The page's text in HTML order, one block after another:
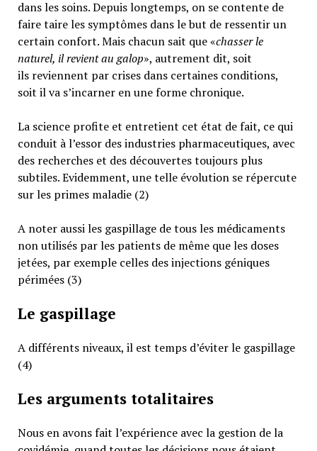
dans les soins. Depuis longtemps, on se contente de
faire taire les symptômes dans le but de ressentir un
certain confort. Mais chacun sait que «chasser le
naturel, il revient au galop», autrement dit, soit
ils reviennent par crises dans certaines conditions,
soit il va s’incarner en une forme chronique.
La science profite et entretient cet état de fait, ce qui
conduit à l’essor des industries pharmaceutiques, avec
des recherches et des découvertes toujours plus
subtiles. Evidemment, une telle évolution se répercute
sur les primes maladie (2)
A noter aussi les gaspillage de tous les médicaments
non utilisés par les patients de même que les doses
jetées, par exemple celles des injections géniques
périmées (3)
Le gaspillage
A différents niveaux, il est temps d’éviter le gaspillage
(4)
Les arguments totalitaires
Nous en avons fait l’expérience avec la gestion de la